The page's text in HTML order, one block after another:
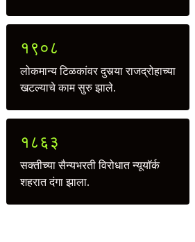
१९०८
लोकमान्य टिळकांवर दुसर्‍या राजद्रोहाच्या
खटल्याचे काम सुरु झाले.
१८६३
सक्तीच्या सैन्यभरती विरोधात न्यूयॉर्क
शहरात दंगा झाला.